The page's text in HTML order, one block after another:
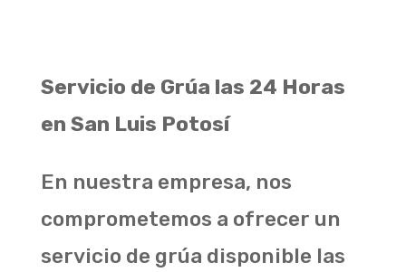
Servicio de Grúa las 24 Horas
en San Luis Potosí
En nuestra empresa, nos
comprometemos a ofrecer un
servicio de grúa disponible las